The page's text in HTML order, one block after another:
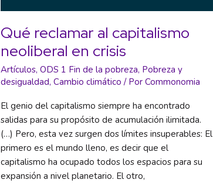
Qué reclamar al capitalismo
neoliberal en crisis
Artículos, ODS 1 Fin de la pobreza, Pobreza y
desigualdad, Cambio climático / Por Commonomia
El genio del capitalismo siempre ha encontrado
salidas para su propósito de acumulación ilimitada.
(…) Pero, esta vez surgen dos límites insuperables: El
primero es el mundo lleno, es decir que el
capitalismo ha ocupado todos los espacios para su
expansión a nivel planetario. El otro,